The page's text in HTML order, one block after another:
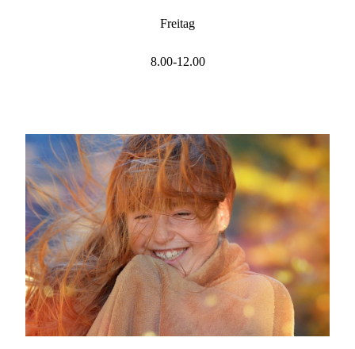
Freitag
8.00-12.00